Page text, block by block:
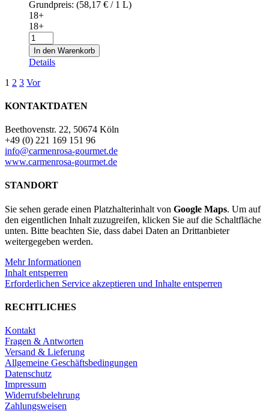
Grundpreis: (58,17 € / 1 L)
18+
18+
Licor
43
Cuarenta
y
Tres
Baristo
0,7l
–
Likör
43
mit
Kaffee
den
Inseln
Menge
In den Warenkorb
Details
1 2 3 Vor
KONTAKTDATEN
Beethovenstr. 22, 50674 Köln
+49 (0) 221 169 151 96
info@carmenrosa-gourmet.de
www.carmenrosa-gourmet.de
STANDORT
Sie sehen gerade einen Platzhalterinhalt von Google Maps. Um auf
den eigentlichen Inhalt zuzugreifen, klicken Sie auf die Schaltfläche
unten. Bitte beachten Sie, dass dabei Daten an Drittanbieter
weitergegeben werden.
Mehr Informationen
Inhalt entsperren
Erforderlichen Service akzeptieren und Inhalte entsperren
RECHTLICHES
Kontakt
Fragen & Antworten
Versand & Lieferung
Allgemeine Geschäftsbedingungen
Datenschutz
Impressum
Widerrufsbelehrung
Zahlungsweisen